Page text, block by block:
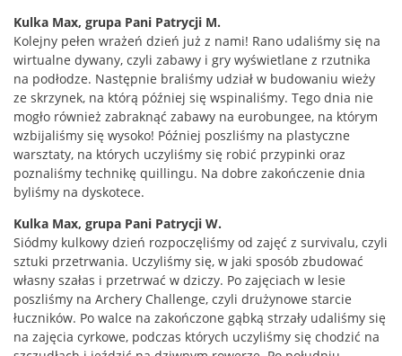
Kulka Max, grupa Pani Patrycji M.
Kolejny pełen wrażeń dzień już z nami! Rano udaliśmy się na
wirtualne dywany, czyli zabawy i gry wyświetlane z rzutnika
na podłodze. Następnie braliśmy udział w budowaniu wieży
ze skrzynek, na którą później się wspinaliśmy. Tego dnia nie
mogło również zabraknąć zabawy na eurobungee, na którym
wzbijaliśmy się wysoko! Później poszliśmy na plastyczne
warsztaty, na których uczyliśmy się robić przypinki oraz
poznaliśmy technikę quillingu. Na dobre zakończenie dnia
byliśmy na dyskotece.
Kulka Max, grupa Pani Patrycji W.
Siódmy kulkowy dzień rozpoczęliśmy od zajęć z survivalu, czyli
sztuki przetrwania. Uczyliśmy się, w jaki sposób zbudować
własny szałas i przetrwać w dziczy. Po zajęciach w lesie
poszliśmy na Archery Challenge, czyli drużynowe starcie
łuczników. Po walce na zakończone gąbką strzały udaliśmy się
na zajęcia cyrkowe, podczas których uczyliśmy się chodzić na